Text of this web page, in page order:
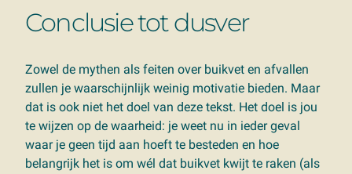
Conclusie tot dusver
Zowel de mythen als feiten over buikvet en afvallen
zullen je waarschijnlijk weinig motivatie bieden. Maar
dat is ook niet het doel van deze tekst. Het doel is jou
te wijzen op de waarheid: je weet nu in ieder geval
waar je geen tijd aan hoeft te besteden en hoe
belangrijk het is om wél dat buikvet kwijt te raken (als